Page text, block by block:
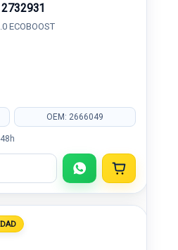
ECOBOOST
OEM: 2666049